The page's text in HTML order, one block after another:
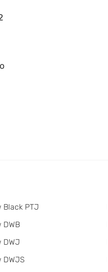
Black PTJ
DWB
DWJ
DWJS